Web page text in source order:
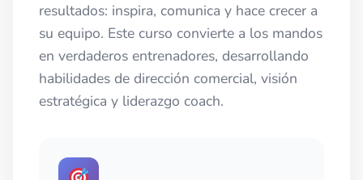
resultados: inspira, comunica y hace crecer a
su equipo. Este curso convierte a los mandos
en verdaderos entrenadores, desarrollando
habilidades de dirección comercial, visión
estratégica y liderazgo coach.